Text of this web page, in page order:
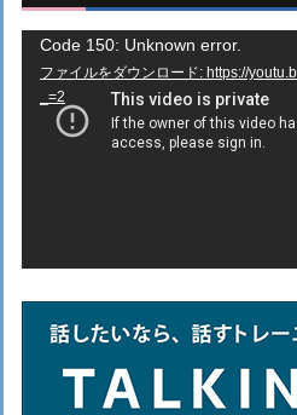
動
画
Code 150: Unknown error.
ファイルをダウンロード: https://
_=2